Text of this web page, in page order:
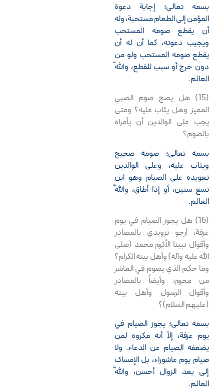
بسمه تعالى؛ إجابة دعوة
المؤمن إلى الطعام مستحبة، وله
أن يقطع صومه المستحب
ويجيب دعوته، كما أن له أن
يقطع صومه المستحب ولو من
دون حرج أو سبب للقطع، واللّه
العالم.
(15) هل يصح صوم الصبي
المميز وهل يثاب عليه؟ ومتى
يجب على الوالدين أن يأمراه
بالصوم؟
بسمه تعالى؛ صومه صحيح
ويثاب عليه، وعلى الوالدين
تعويده على الصيام وهو ابن
تسع سنين، أو إذا أطاق، واللّه
العالم.
(16) هل يجوز الصيام في يوم
عرفة، أرجو تزويدي بالمصادر
وأقوال نبينا الأكرم محمد (صلى
الله عليه وآله) وأهل بيته الكرام؟
وما حكم الذي يصوم في العاشر
من محرم، وأيضاً بالمصادر
وأقوال الرسول وأهل بيته
(عليهم السلام)؟
بسمه تعالى؛ يجوز الصيام في
يوم عرفة، إلاّ أنه مكروه لمن
يضعفه الصيام عن الدعاء. ولا
صيام يوم عاشوراء، بل الإمساك
إلى بعد الزوال أحسن، واللّه
العالم.